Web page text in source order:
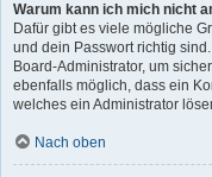
Warum kann ich mich nicht
Dafür gibt es viele mögliche
und dein Passwort richtig
Board-Administrator, um
ebenfalls möglich, dass ein
welches ein Administrator
Nach oben